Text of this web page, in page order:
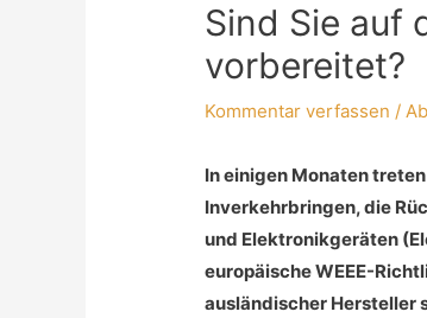
Sind Sie auf
vorbereitet?
Kommentar verfassen /
In einigen Monaten
Inverkehrbringen, die
und Elektronikgeräten
europäische WEEE-
ausländischer Hersteller